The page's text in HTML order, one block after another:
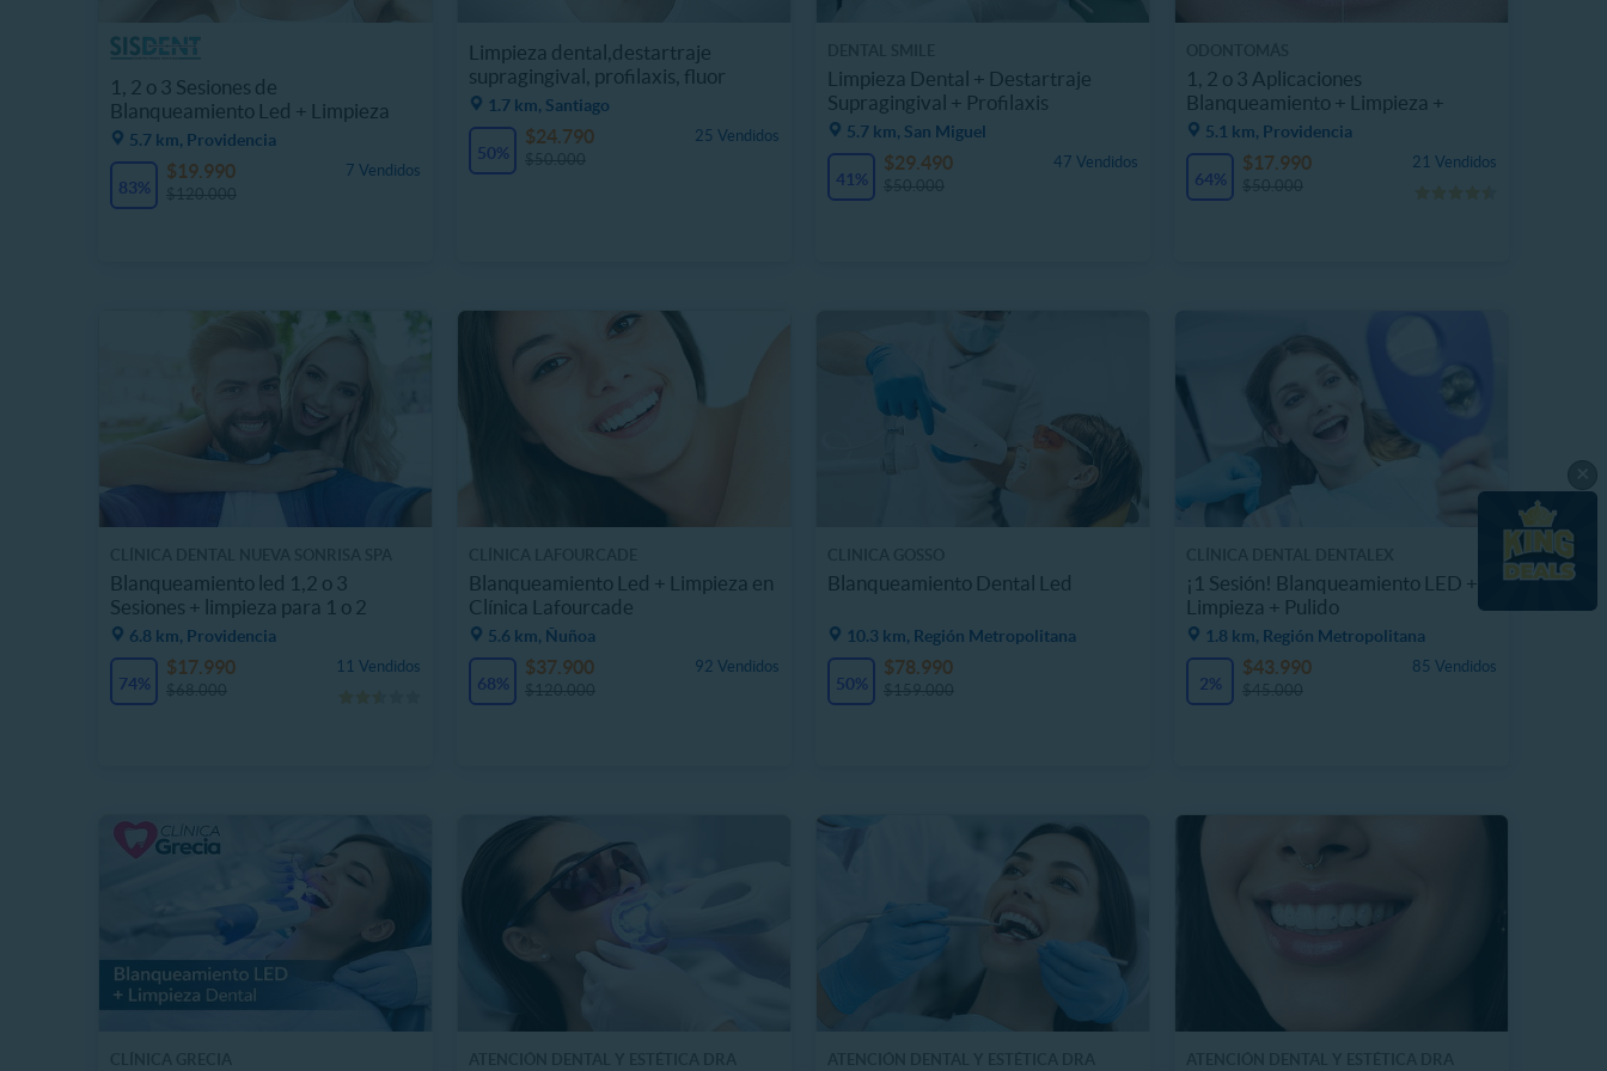
1, 2 o 3 Sesiones de
Blanqueamiento Led + Limpieza
Dental
5.7 km, Providencia
83%
7 Vendidos
$19.990
Limpieza dental,destartraje
supragingival, profilaxis, fluor
1.7 km, Santiago
50%
25 Vendidos
$24.790
Limpieza Dental + Destartraje
Supragingival + Profilaxis
5.7 km, San Miguel
41%
47 Vendidos
$29.490
1, 2 o 3 Aplicaciones
Blanqueamiento + Limpieza +
Profilaxis
5.1 km, Providencia
64%
21 Vendidos
$17.990
Blanqueamiento led 1,2 o 3
Sesiones + limpieza para 1 o 2
6.8 km, Providencia
74%
11 Vendidos
$17.990
Blanqueamiento Led + Limpieza en
Clínica Lafourcade
5.6 km, Ñuñoa
68%
92 Vendidos
$37.900
Blanqueamiento Dental Led
10.3 km, Región Metropolitana
50%
$78.990
¡1 Sesión! Blanqueamiento LED +
Limpieza + Pulido
1.8 km, Región Metropolitana
2%
85 Vendidos
$43.990